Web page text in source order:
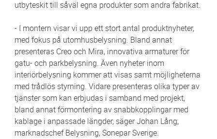
utbyteskit till såväl egna produkter som andra fabrikat.
- I montern visar vi upp ett stort antal produktnyheter,
med fokus på utomhusbelysning. Bland annat
presenteras Creo och Mira, innovativa armaturer för
gatu- och parkbelysning. Även nyheter inom
interiörbelysning kommer att visas samt möjligheterna
med trådlös styrning. Vidare presenteras olika typer av
tjänster som kan erbjudas i samband med projekt,
bland annat förmontering av snabbkopplingar med
kablage i anpassade längder, säger Johan Lång,
marknadschef Belysning, Sonepar Sverige.